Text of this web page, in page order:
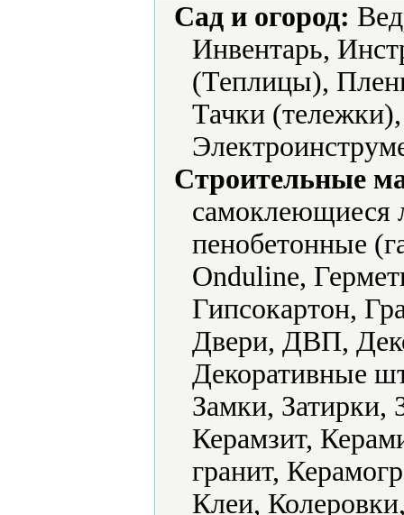
Сад и огород:
Инвентарь,
(Теплицы),
Тачки
Строительные
самоклеющиеся
пенобетонные
Onduline,
Гипсокартон,
Двери, ДВП,
Декоративные
Замки, Затирки,
Керамзит,
гранит,
Клеи,